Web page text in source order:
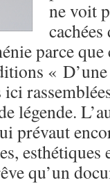
ne voit
parce
«
légende.
prévaut
qu’un